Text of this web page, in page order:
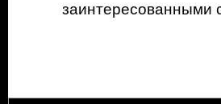
заинтересованными